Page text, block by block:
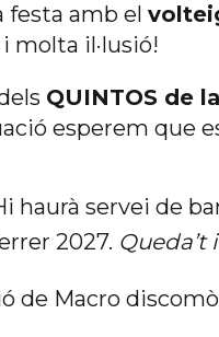
festa amb el
molta il·lusió!
QUINTOS de
esperem que
haurà servei de
2027. Queda’t
de Macro